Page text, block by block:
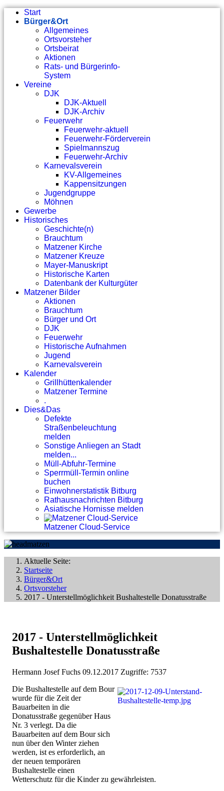
Start
Bürger&Ort
Allgemeines
Ortsvorsteher
Ortsbeirat
Aktionen
Rats- und Bürgerinfo-
System
Vereine
DJK
DJK-Aktuell
DJK-Archiv
Feuerwehr
Feuerwehr-aktuell
Feuerwehr-Förderverein
Spielmannszug
Feuerwehr-Archiv
Karnevalsverein
KV-Allgemeines
Kappensitzungen
Jugendgruppe
Möhnen
Gewerbe
Historisches
Geschichte(n)
Brauchtum
Matzener Kirche
Matzener Kreuze
Mayer-Manuskript
Historische Karten
Datenbank der Kulturgüter
Matzener Bilder
Aktionen
Brauchtum
Bürger und Ort
DJK
Feuerwehr
Historische Aufnahmen
Jugend
Karnevalsverein
Kalender
Grillhüttenkalender
Matzener Termine
.
Dies&Das
Defekte
Straßenbeleuchtung
melden
Sonstige Anliegen an Stadt
melden...
Müll-Abfuhr-Termine
Sperrmüll-Termin online
buchen
Einwohnerstatistik Bitburg
Rathausnachrichten Bitburg
Asiatische Hornisse melden
Matzener Cloud-Service
Aktuelle Seite:
Startseite
Bürger&Ort
Ortsvorsteher
2017 - Unterstellmöglichkeit Bushaltestelle Donatusstraße
2017 - Unterstellmöglichkeit
Bushaltestelle Donatusstraße
Hermann Josef Fuchs 09.12.2017 Zugriffe: 7537
Die Bushaltestelle auf dem Bour
wurde für die Zeit der
Bauarbeiten in die
Donatusstraße gegenüber Haus
Nr. 3 verlegt. Da die
Bauarbeiten auf dem Bour sich
nun über den Winter ziehen
werden, ist es erforderlich, an
der neuen temporären
Bushaltestelle einen
Wetterschutz für die Kinder zu gewährleisten.